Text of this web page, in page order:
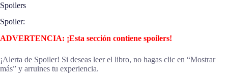
Spoilers
Spoiler:
ADVERTENCIA: ¡Esta sección contiene spoilers!
¡Alerta de Spoiler! Si deseas leer el libro, no hagas clic en “Mostrar
más” y arruines tu experiencia.